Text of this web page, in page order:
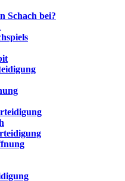
Schach bei?